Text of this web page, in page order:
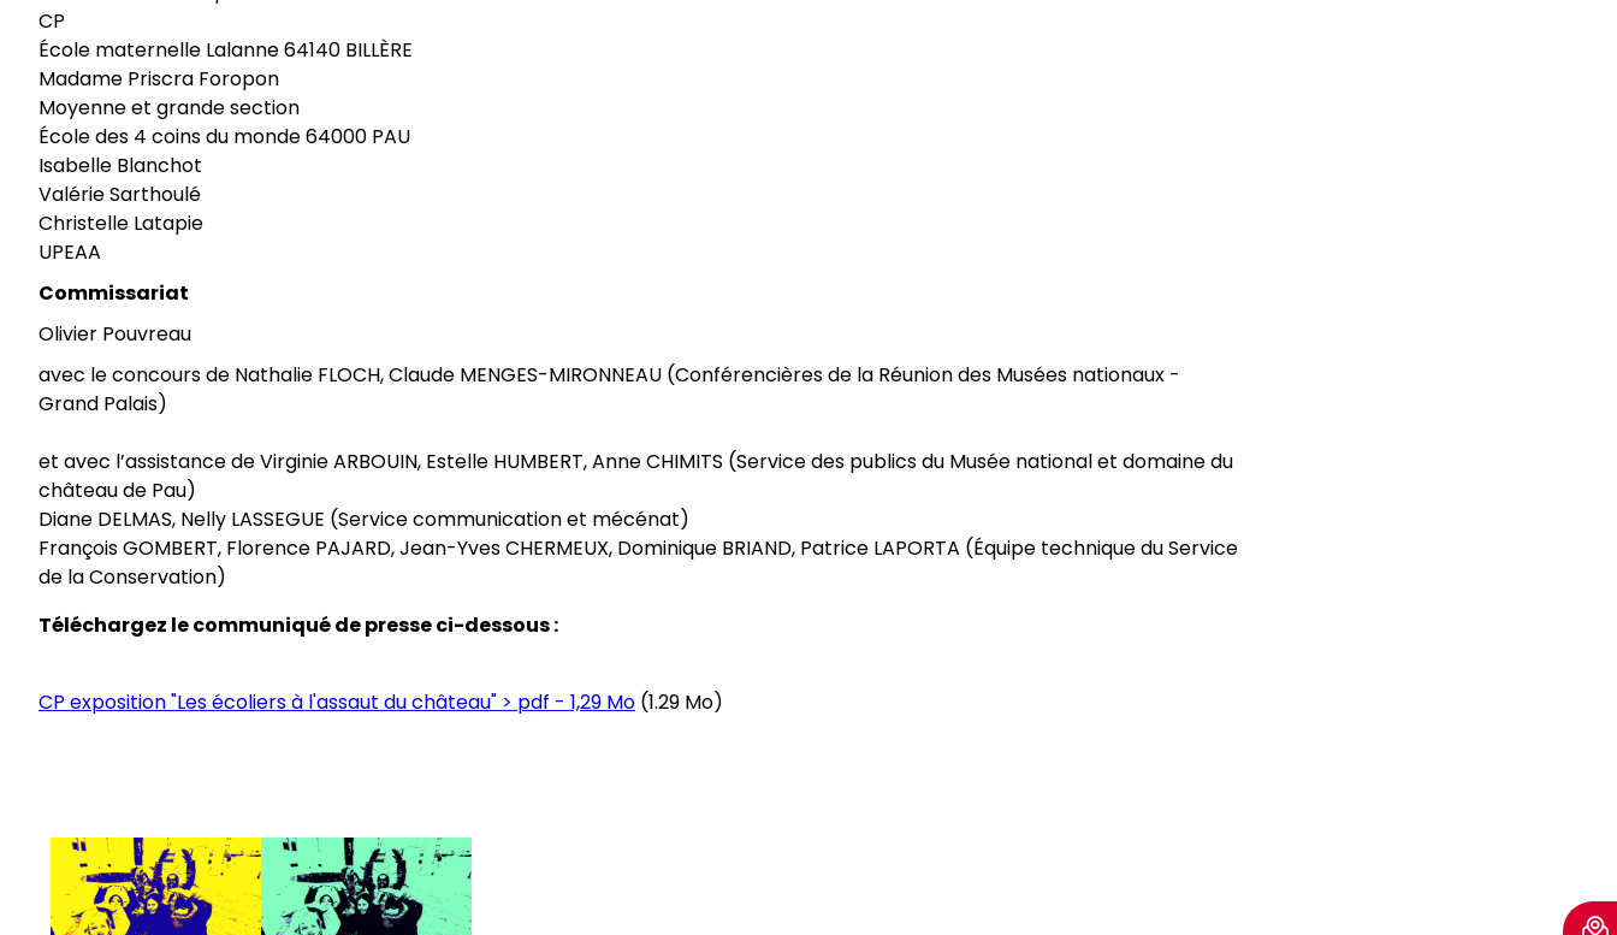
CP
École maternelle Lalanne 64140 BILLÈRE
Madame Priscra Foropon
Moyenne et grande section
École des 4 coins du monde 64000 PAU
Isabelle Blanchot
Valérie Sarthoulé
Christelle Latapie
UPEAA
Commissariat
Olivier Pouvreau
avec le concours de Nathalie FLOCH, Claude MENGES-MIRONNEAU (Conférencières de la Réunion des Musées nationaux -
Grand Palais)
et avec l’assistance de Virginie ARBOUIN, Estelle HUMBERT, Anne CHIMITS (Service des publics du Musée national et domaine du
château de Pau)
Diane DELMAS, Nelly LASSEGUE (Service communication et mécénat)
François GOMBERT, Florence PAJARD, Jean-Yves CHERMEUX, Dominique BRIAND, Patrice LAPORTA (Équipe technique du Service
de la Conservation)
Téléchargez le communiqué de presse ci-dessous :
CP exposition "Les écoliers à l'assaut du château" > pdf - 1,29 Mo (1.29 Mo)